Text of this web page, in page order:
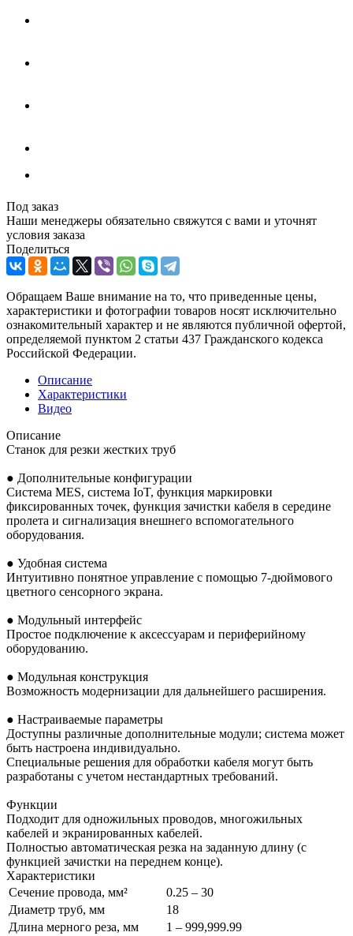
Под заказ
Наши менеджеры обязательно свяжутся с вами и уточнят
условия заказа
Поделиться
Обращаем Ваше внимание на то, что приведенные цены,
характеристики и фотографии товаров носят исключительно
ознакомительный характер и не являются публичной офертой,
определяемой пунктом 2 статьи 437 Гражданского кодекса
Российской Федерации.
Описание
Характеристики
Видео
Описание
Станок для резки жестких труб
● Дополнительные конфигурации
Система MES, система IoT, функция маркировки
фиксированных точек, функция зачистки кабеля в середине
пролета и сигнализация внешнего вспомогательного
оборудования.
● Удобная система
Интуитивно понятное управление с помощью 7-дюймового
цветного сенсорного экрана.
● Модульный интерфейс
Простое подключение к аксессуарам и периферийному
оборудованию.
● Модульная конструкция
Возможность модернизации для дальнейшего расширения.
● Настраиваемые параметры
Доступны различные дополнительные модули; система может
быть настроена индивидуально.
Специальные решения для обработки кабеля могут быть
разработаны с учетом нестандартных требований.
Функции
Подходит для одножильных проводов, многожильных
кабелей и экранированных кабелей.
Полностью автоматическая резка на заданную длину (с
функцией зачистки на переднем конце).
Характеристики
Сечение провода, мм²
0.25 – 30
Диаметр труб, мм
18
Длина мерного реза, мм
1 – 999,999.99